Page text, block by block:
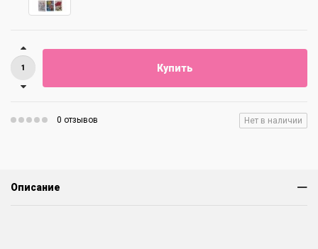
Купить
0 отзывов Нет в наличии
Описание